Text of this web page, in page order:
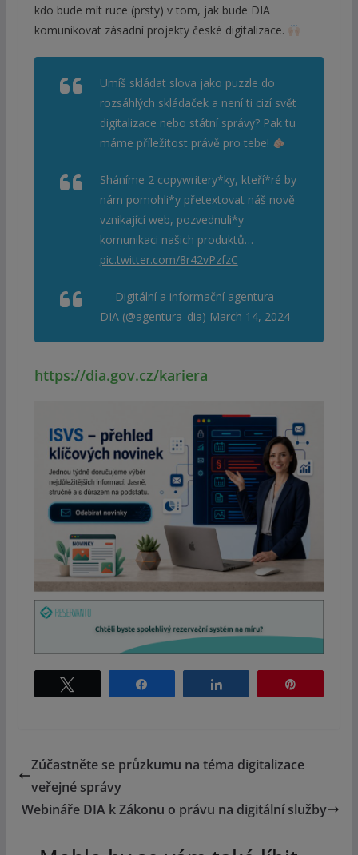
kdo bude mít ruce (prsty) v tom, jak bude DIA
komunikovat zásadní projekty české digitalizace.
Umíš skládat slova jako puzzle do
rozsáhlých skládaček a není ti cizí svět
digitalizace nebo státní správy? Pak tu
máme příležitost právě pro tebe!
Sháníme 2 copywritery*ky, kteří*ré by
nám pomohli*y přetextovat náš nově
vznikající web, pozvednuli*y
komunikaci našich produktů…
pic.twitter.com/8r42vPzfzC
— Digitální a informační agentura –
DIA (@agentura_dia) March 14, 2024
https://dia.gov.cz/kariera
Zúčastněte se průzkumu na téma digitalizace
veřejné správy
Webináře DIA k Zákonu o právu na digitální služby